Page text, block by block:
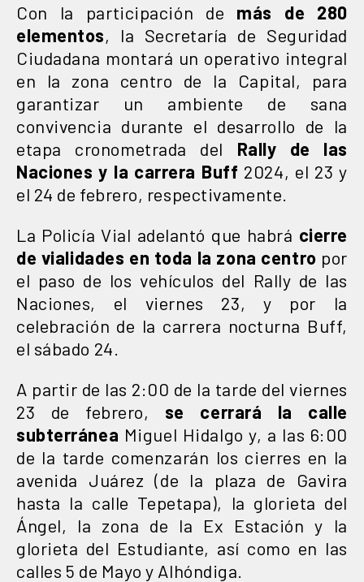
Con la participación de más de 280
elementos, la Secretaría de Seguridad
Ciudadana montará un operativo integral
en la zona centro de la Capital, para
garantizar un ambiente de sana
convivencia durante el desarrollo de la
etapa cronometrada del Rally de las
Naciones y la carrera Buff 2024, el 23 y
el 24 de febrero, respectivamente.
La Policía Vial adelantó que habrá cierre
de vialidades en toda la zona centro por
el paso de los vehículos del Rally de las
Naciones, el viernes 23, y por la
celebración de la carrera nocturna Buff,
el sábado 24.
A partir de las 2:00 de la tarde del viernes
23 de febrero, se cerrará la calle
subterránea Miguel Hidalgo y, a las 6:00
de la tarde comenzarán los cierres en la
avenida Juárez (de la plaza de Gavira
hasta la calle Tepetapa), la glorieta del
Ángel, la zona de la Ex Estación y la
glorieta del Estudiante, así como en las
calles 5 de Mayo y Alhóndiga.